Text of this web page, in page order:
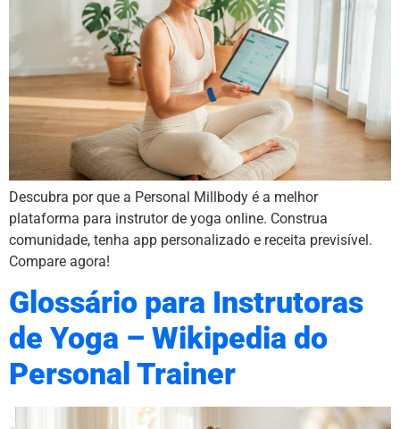
Descubra por que a Personal Millbody é a melhor
plataforma para instrutor de yoga online. Construa
comunidade, tenha app personalizado e receita previsível.
Compare agora!
Glossário para Instrutoras
de Yoga – Wikipedia do
Personal Trainer